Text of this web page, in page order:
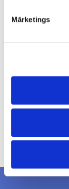
Mārketings
brīdinājuma.